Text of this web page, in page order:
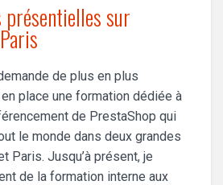
présentielles sur
de plus en plus
place une formation dédiée à
de PrestaShop qui
le monde dans deux grandes
Paris. Jusqu’à présent, je
de la formation interne aux